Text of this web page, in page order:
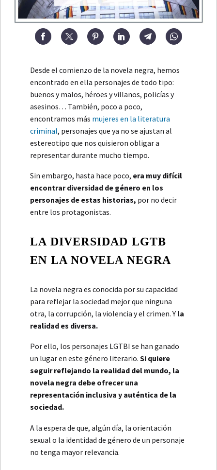
Desde el comienzo de la novela negra, hemos
encontrado en ella personajes de todo tipo:
buenos y malos, héroes y villanos, policías y
asesinos… También, poco a poco,
encontramos más mujeres en la literatura
criminal, personajes que ya no se ajustan al
estereotipo que nos quisieron obligar a
representar durante mucho tiempo.
Sin embargo, hasta hace poco, era muy difícil
encontrar diversidad de género en los
personajes de estas historias, por no decir
entre los protagonistas.
LA DIVERSIDAD LGTB
EN LA NOVELA NEGRA
La novela negra es conocida por su capacidad
para reflejar la sociedad mejor que ninguna
otra, la corrupción, la violencia y el crimen. Y la
realidad es diversa.
Por ello, los personajes LGTBI se han ganado
un lugar en este género literario. Si quiere
seguir reflejando la realidad del mundo, la
novela negra debe ofrecer una
representación inclusiva y auténtica de la
sociedad.
A la espera de que, algún día, la orientación
sexual o la identidad de género de un personaje
no tenga mayor relevancia.